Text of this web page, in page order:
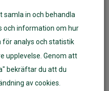
samla in och behandla
och information om hur
för analys och statistik
upplevelse. Genom att
bekräftar du att du
av cookies.